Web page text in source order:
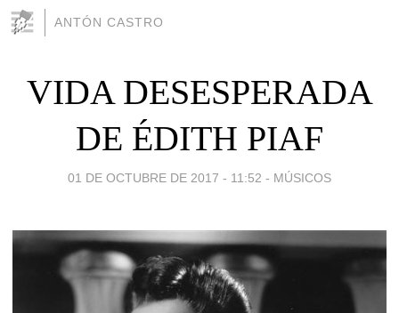
ANTÓN CASTRO
VIDA DESESPERADA
DE ÉDITH PIAF
01 DE OCTUBRE DE 2017 - 11:52 - MÚSICOS